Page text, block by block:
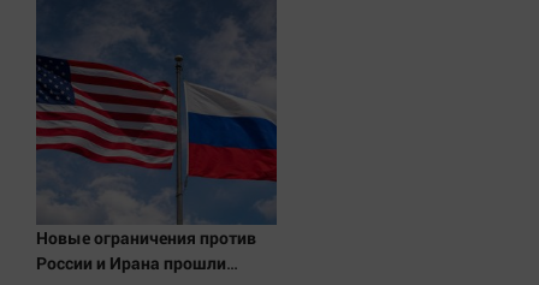
ЖКХ
Интервью
Качество жизни
Народная журналистика
Новые ограничения против
России и Ирана прошли